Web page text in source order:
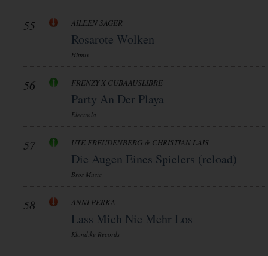
55 AILEEN SAGER
Rosarote Wolken
Hitmix
56 FRENZY X CUBAAUSLIBRE
Party An Der Playa
Electrola
57 UTE FREUDENBERG & CHRISTIAN LAIS
Die Augen Eines Spielers (reload)
Bros Music
58 ANNI PERKA
Lass Mich Nie Mehr Los
Klondike Records